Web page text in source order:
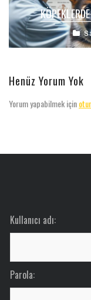
Henüz Yorum Yok
Yorum yapabilmek için
Kullanıcı adı:
Parola: